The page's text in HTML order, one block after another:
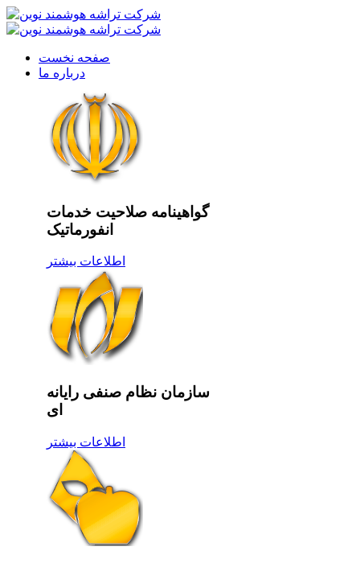
صفحه نخست
درباره ما
گواهینامه صلاحیت خدمات
انفورماتیک
اطلاعات بیشتر
سازمان نظام صنفی رایانه
ای
اطلاعات بیشتر